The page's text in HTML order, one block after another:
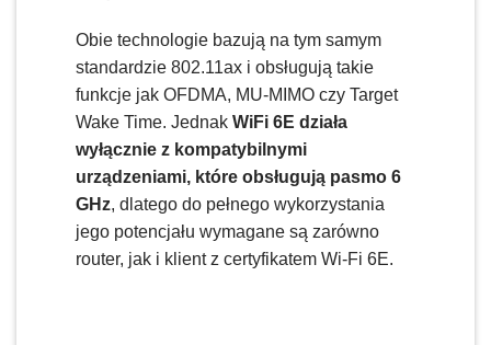
Obie technologie bazują na tym samym
standardzie 802.11ax i obsługują takie
funkcje jak OFDMA, MU-MIMO czy Target
Wake Time. JednakWiFi 6E działa
wyłącznie z kompatybilnymi
urządzeniami, które obsługują pasmo 6
GHz, dlatego do pełnego wykorzystania
jego potencjału wymagane są zarówno
router, jak i klient z certyfikatem Wi-Fi 6E.